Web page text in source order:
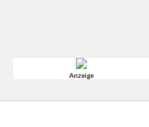
Anzeige